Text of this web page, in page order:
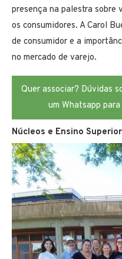
presença na palestra sobre
os consumidores. A Carol
de consumidor e a
no mercado de varejo.
Quer associar? Dúvidas
um Whatsapp
Núcleos e Ensino Superior